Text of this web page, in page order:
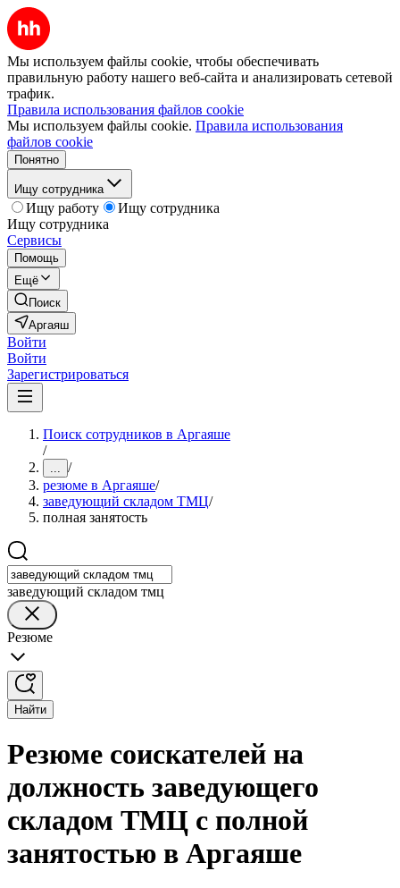
Мы используем файлы cookie, чтобы обеспечивать
правильную работу нашего веб-сайта и анализировать сетевой
трафик.
Правила использования файлов cookie
Мы используем файлы cookie. Правила использования
файлов cookie
Понятно
Ищу сотрудника
Ищу работу
Ищу сотрудника
Ищу сотрудника
Сервисы
Помощь
Ещё
Поиск
Аргаяш
Войти
Войти
Зарегистрироваться
Поиск сотрудников в Аргаяше
/
... /
резюме в Аргаяше/
заведующий складом ТМЦ/
полная занятость
заведующий складом тмц
Резюме
Найти
Резюме соискателей на
должность заведующего
складом ТМЦ с полной
занятостью в Аргаяше